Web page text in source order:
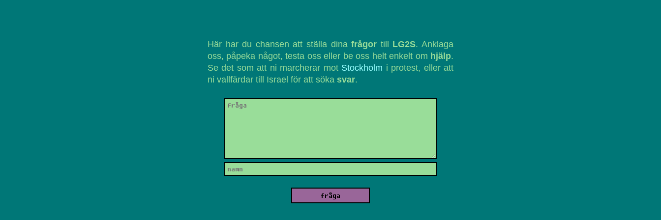
Här har du chansen att ställa dinafrågor till LG2S. Anklaga
oss, påpeka något, testa oss eller be oss helt enkelt om hjälp.
Se det som att ni marcherar mot Stockholm i protest, eller att
ni vallfärdar till Israel för att söka svar.